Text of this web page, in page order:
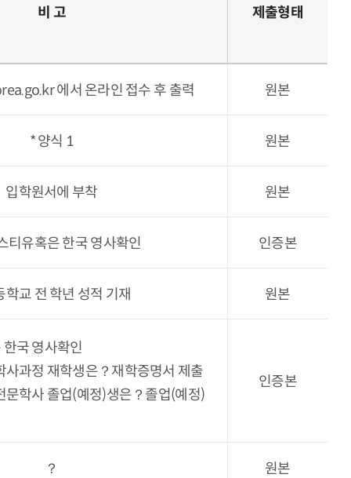
비 고
제출형태
에서 온라인 접수 후 출력 원본
* 양식 1 원본
입학원서에 부착 원본
티유혹은 한국 영사확인 인증본
학교 전 학년 성적 기재 원본
국 영사확인
사과정 재학생은？재학증명서 제출
문학사 졸업(예정)생은？졸업(예정)
인증본
？ 원본